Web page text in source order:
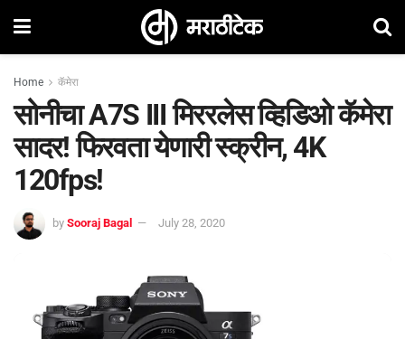
Home कॅमेरा
सोनीचा A7S III मिररलेस व्हिडिओ कॅमेरा
सादर! फिरवता येणारी स्क्रीन, 4K
120fps!
by Sooraj Bagal July 28, 2020